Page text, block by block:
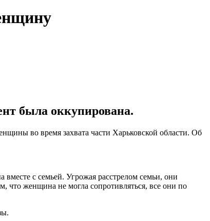
была оккупирована.
во время захвата части Харьковской области. Об
с семьей. Угрожая расстрелом семьи, они
что женщина не могла сопротивляться, все они по